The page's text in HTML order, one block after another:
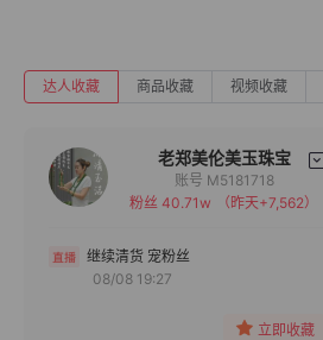
达人收藏 商品收藏 视频收藏
老郑美伦美玉珠宝
备注
账号 M5181718
粉丝 40.71w
（昨天+7,562）
继续清货 宠粉丝
08/08 19:27
立即收藏